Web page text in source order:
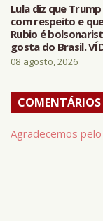
Lula diz que
com respeito e
Rubio é
gosta do Brasil.
08 agosto, 2026
COMENTÁRIOS
Agradecemos